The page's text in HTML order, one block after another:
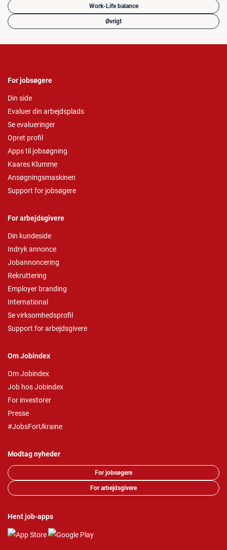
Work-Life balance
Øvrigt
For jobsøgere
Din side
Evaluer din arbejdsplads
Se evalueringer
Opret profil
Apps til jobsøgning
Kaares Klumme
Ansøgningsmaskinen
Support for jobsøgere
For arbejdsgivere
Din kundeside
Indryk annonce
Jobannoncering
Rekruttering
Employer branding
International
Se virksomhedsprofil
Support for arbejdsgivere
Om Jobindex
Om Jobindex
Job hos Jobindex
For investorer
Presse
#JobsForUkraine
Modtag nyheder
For jobsøgere
For arbejdsgivere
Hent job-apps